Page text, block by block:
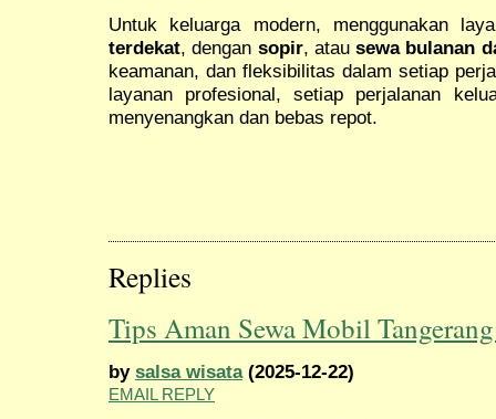
Untuk keluarga modern, menggunakan
terdekat, dengan sopir, atausewa bulanan
keamanan, dan fleksibilitas dalam setiap
layanan profesional, setiap perjalanan
menyenangkan dan bebas repot.
Replies
Tips Aman Sewa Mobil
by salsa wisata(2025-12-22)
EMAIL REPLY